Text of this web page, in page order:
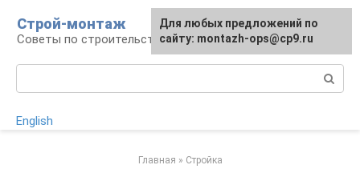
контенту
Строй-монтаж
Советы по строительству
English
Главная » Стройка
Для любых предложений по
сайту: montazh-ops@cp9.ru